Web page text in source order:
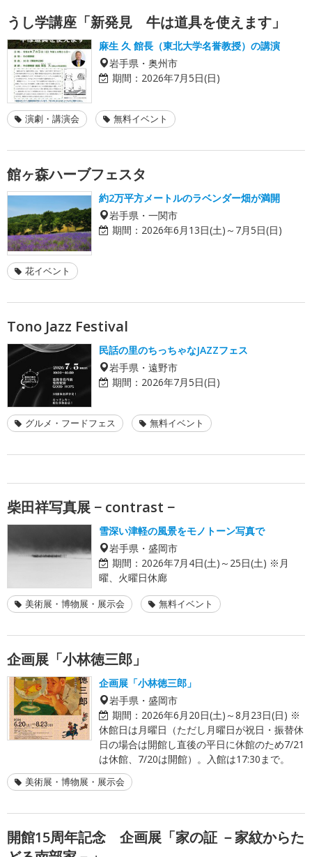
うし学講座「新発見 牛は道具を使えます」
麻生 久 館長（東北大学名誉教授）の講演
岩手県・奥州市
期間： 2026年7月5日(日)
演劇・講演会 無料イベント
館ヶ森ハーブフェスタ
約2万平方メートルのラベンダー畑が満開
岩手県・一関市
期間： 2026年6月13日(土)～7月5日(日)
花イベント
Tono Jazz Festival
民話の里のちっちゃなJAZZフェス
岩手県・遠野市
期間： 2026年7月5日(日)
グルメ・フードフェス 無料イベント
柴田祥写真展 − contrast −
雪深い津軽の風景をモノトーン写真で
岩手県・盛岡市
期間： 2026年7月4日(土)～25日(土) ※月
曜、火曜日休廊
美術展・博物展・展示会 無料イベント
企画展「小林徳三郎」
企画展「小林徳三郎」
岩手県・盛岡市
期間： 2026年6月20日(土)～8月23日(日) ※
休館日は月曜日（ただし月曜日が祝日・振替休
日の場合は開館し直後の平日に休館のため7/21
は休館、7/20は開館）。入館は17:30まで。
美術展・博物展・展示会
開館15周年記念 企画展「家の証 －家紋からた